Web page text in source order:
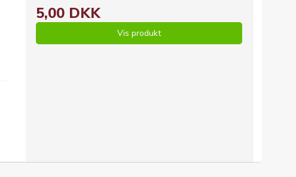
5,00 DKK
Vis produkt